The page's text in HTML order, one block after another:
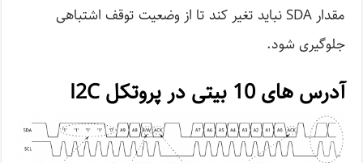
مقدار SDA نباید تغیر کند تا از وضعیت توقف اشتباهی
جلوگیری شود.
آدرس های 10 بیتی در پروتکل I2C